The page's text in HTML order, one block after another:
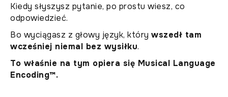
Kiedy słyszysz pytanie, po prostu wiesz, co
odpowiedzieć.
Bo wyciągasz z głowy język, który wszedł tam
wcześniej niemal bez wysiłku.
To właśnie na tym opiera się Musical Language
Encoding™.